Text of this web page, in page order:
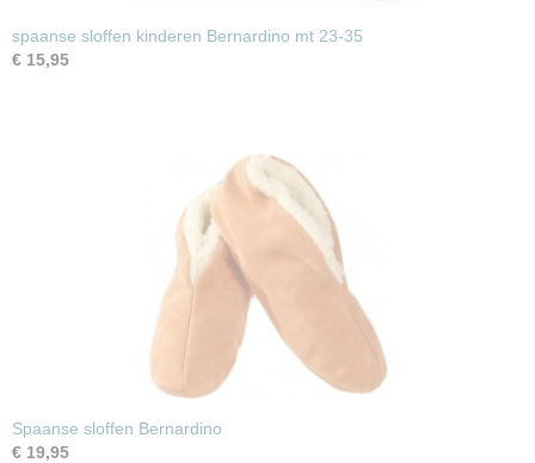
spaanse sloffen kinderen Bernardino mt 23-35
€ 15,95
Spaanse sloffen Bernardino
€ 19,95